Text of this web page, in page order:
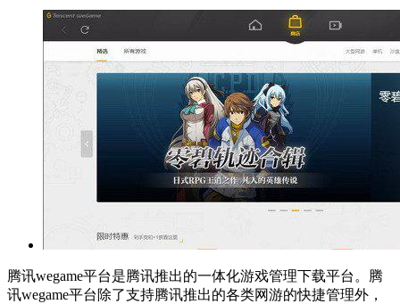
腾讯wegame平台是腾讯推出的一体化游戏管理下载平台。腾
讯wegame平台除了支持腾讯推出的各类网游的快捷管理外，